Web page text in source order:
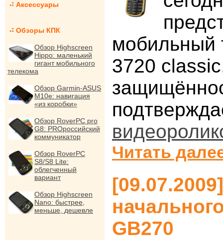
Аксессуары
Обзоры КПК
Обзор Highscreen
Hippo: маленький
гигант мобильного
телекома
Обзор Garmin-ASUS
M10e: навигация
«из коробки»
Обзор RoverPC pro
G8: PROроссийский
коммуникатор
Обзор RoverPC
S8/S8 Lite:
облегченный
вариант
Обзор Highscreen
Nano: быстрее,
меньше, дешевле
мобильный
3720
Читать
GB270